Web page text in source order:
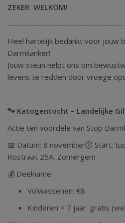
ZEKER WELKOM!
---------------------------------------
Heel hartelijk bedankt voor jouw
Darmkanker!
Jouw steun helpt ons om
levens te redden door vroege
---------------------------------------
🐾 Katogentocht – Landelijke
Actie ten voordele van Stop
📅 Datum: 8 november🕕 Start:
Rostraat 25A, Zomergem
💰 Deelname:
Volwassenen: €8
Kinderen < 7 jaar: gratis